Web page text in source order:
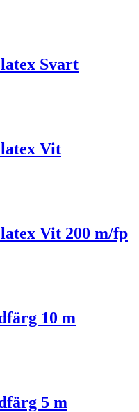
Svart
Vit
Vit 200 m/fp
10 m
5 m